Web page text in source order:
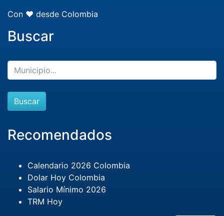
Con ❤️ desde Colombia
Buscar
Buscar
Recomendados
Calendario 2026 Colombia
Dolar Hoy Colombia
Salario Mínimo 2026
TRM Hoy